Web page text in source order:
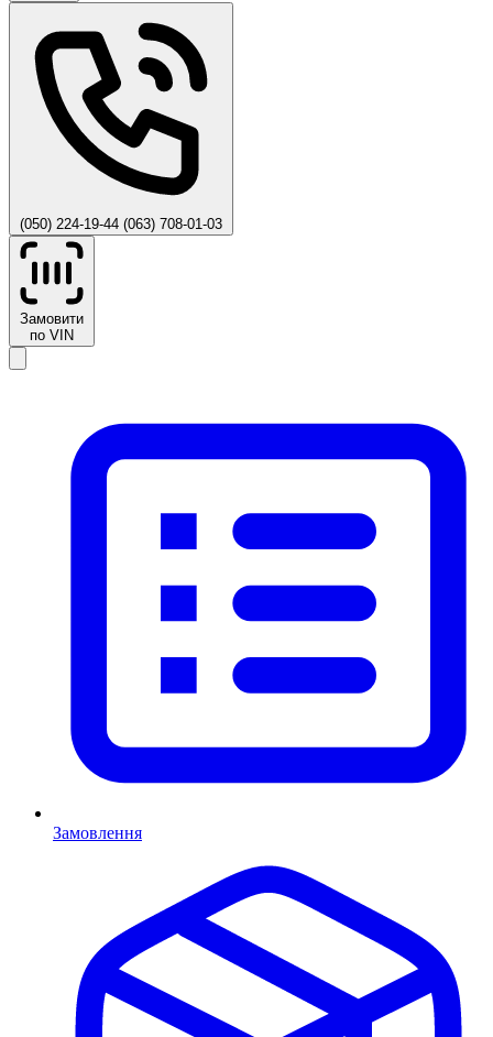
(050) 224-19-44 (063) 708-01-03
Замовити
по VIN
Замовлення